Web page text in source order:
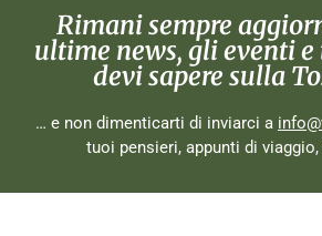
Rimani sempre
ultime news, gli eventi
devi sapere sulla
… e non dimenticarti di inviarci a
tuoi pensieri, appunti di